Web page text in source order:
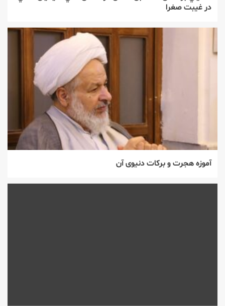
در غيبت صغرا
آموزه هجرت و برکات دنیوی آن